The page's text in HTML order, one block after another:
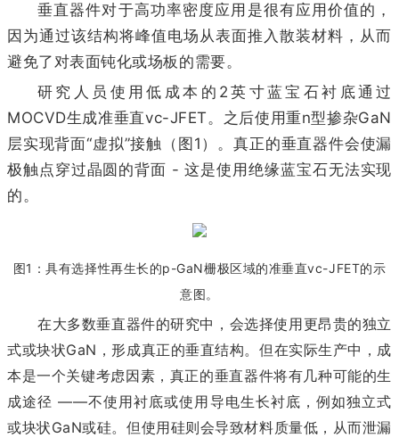
垂直器件对于高功率密度应用是很有应用价值的，
因为通过该结构将峰值电场从表面推入散装材料，从而
避免了对表面钝化或场板的需要。
研究人员使用低成本的2英寸蓝宝石衬底通过
MOCVD生成准垂直vc-JFET。之后使用重n型掺杂GaN
层实现背面“虚拟”接触（图1）。真正的垂直器件会使漏
极触点穿过晶圆的背面 - 这是使用绝缘蓝宝石无法实现
的。
图1：具有选择性再生长的p-GaN栅极区域的准垂直vc-JFET的示
意图。
在大多数垂直器件的研究中，会选择使用更昂贵的独立
式或块状GaN，形成真正的垂直结构。但在实际生产中，成
本是一个关键考虑因素，真正的垂直器件将有几种可能的生
成途径 ——不使用衬底或使用导电生长衬底，例如独立式
或块状GaN或硅。但使用硅则会导致材料质量低，从而泄漏